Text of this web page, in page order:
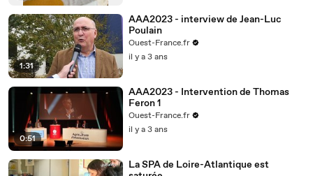
1:31
AAA2023 - interview de Jean-Luc
Poulain
Ouest-France.fr
il y a 3 ans
0:51
AAA2023 - Intervention de Thomas
Feron 1
Ouest-France.fr
il y a 3 ans
La SPA de Loire-Atlantique est